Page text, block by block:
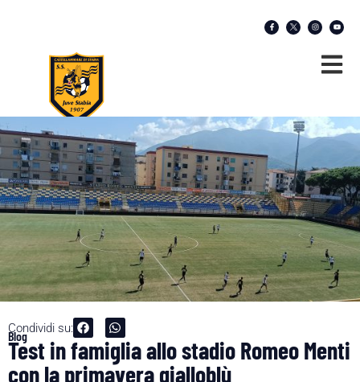
Condividi su:
Blog
Test in famiglia allo stadio Romeo Menti
con la primavera gialloblù